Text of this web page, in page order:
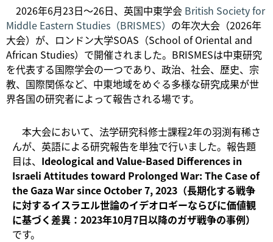
2026年6月23日〜26日、英国中東学会 British Society for
Middle Eastern Studies（BRISMES） の年次大会（2026年
大会）が、ロンドン大学SOAS（School of Oriental and
African Studies）で開催されました。BRISMESは中東研究
を代表する国際学会の一つであり、政治、社会、歴史、宗
教、国際関係など、中東地域をめぐる多様な研究成果が世
界各国の研究者によって報告される場です。
本大会において、法学研究科修士課程2年の羽渕有稀さ
んが、英語による研究報告を単独で行いました。報告題
目は、 Ideological and Value-Based Differences in
Israeli Attitudes toward Prolonged War: The Case of
the Gaza War since October 7, 2023（長期化する戦争
に対するイスラエル世論のイデオロギーならびに価値観
に基づく差異：2023年10月7日以降のガザ戦争の事例）
です。